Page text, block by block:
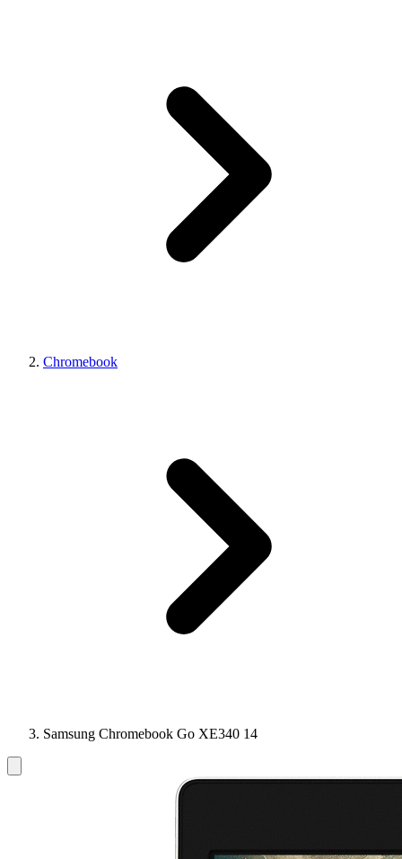
Chromebook
Samsung Chromebook Go XE340 14